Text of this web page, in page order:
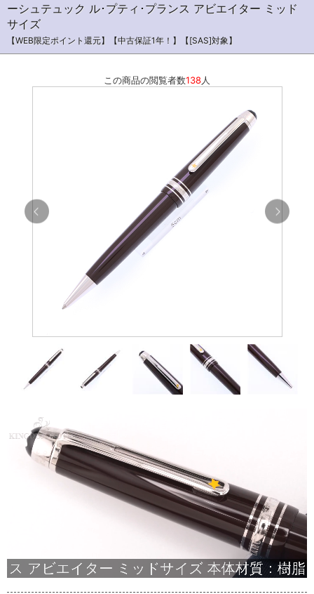
ーシュテュック ル･プティ･プランス アビエイター ミッド
サイズ
【WEB限定ポイント還元】【中古保証1年！】【[SAS]対象】
この商品の閲覧者数138人